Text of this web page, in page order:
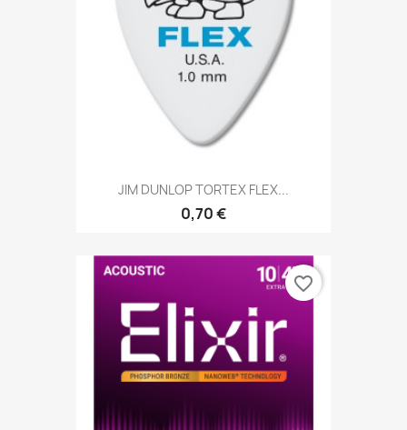
JIM DUNLOP TORTEX FLEX...
0,70 €
favorite_border